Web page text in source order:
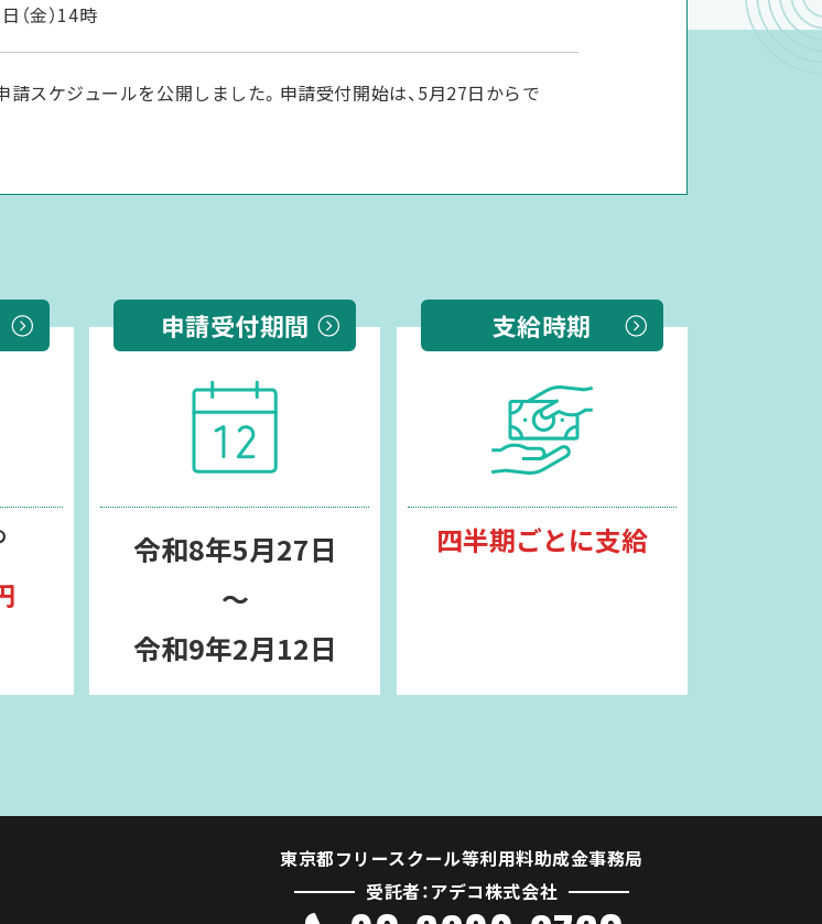
（金）14時
スケジュールを公開しました。申請受付開始は、5月27日からで
め、以下の時間帯はホームページにアクセスできなくなります。5
申請受付期間
令和8年5月27日
～
令和9年2月12日
支給時期
四半期ごとに支給
東京都フリースクール等利用料助成金事務局
受託者：アデコ株式会社